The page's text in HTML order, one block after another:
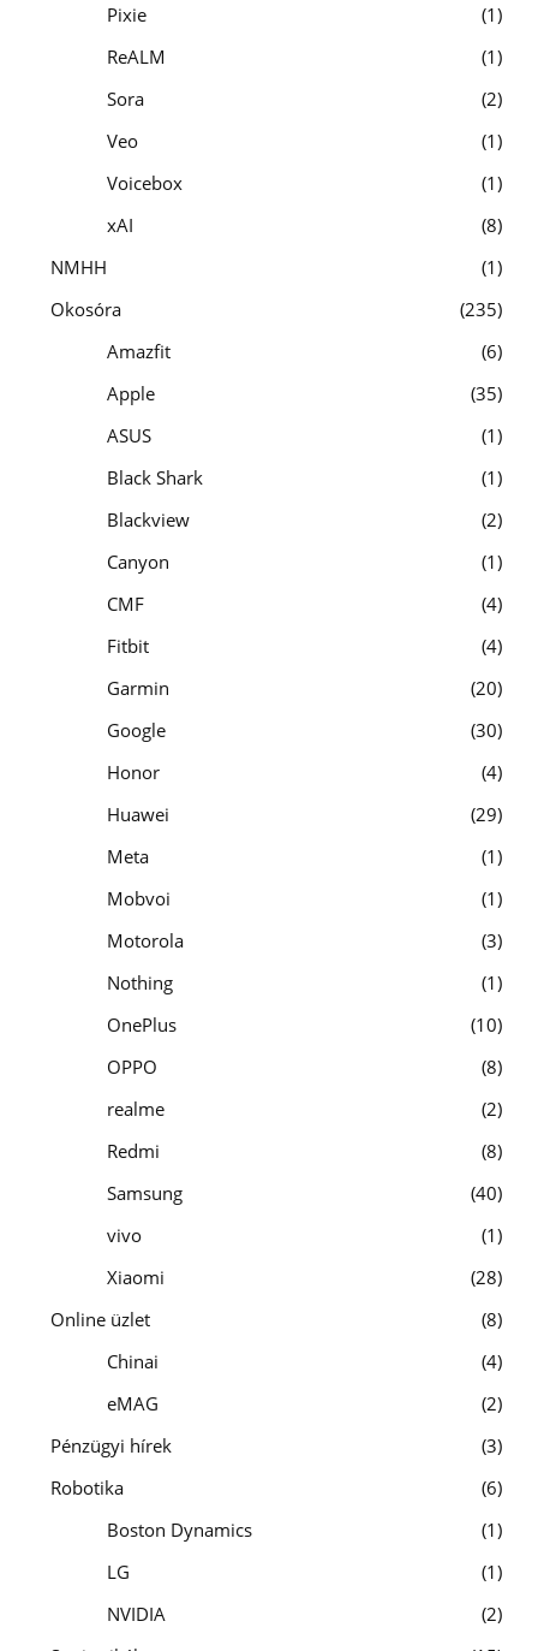
Pixie
1
ReALM
1
Sora
2
Veo
1
Voicebox
1
xAI
8
NMHH
1
Okosóra
235
Amazfit
6
Apple
35
ASUS
1
Black Shark
1
Blackview
2
Canyon
1
CMF
4
Fitbit
4
Garmin
20
Google
30
Honor
4
Huawei
29
Meta
1
Mobvoi
1
Motorola
3
Nothing
1
OnePlus
10
OPPO
8
realme
2
Redmi
8
Samsung
40
vivo
1
Xiaomi
28
Online üzlet
8
Chinai
4
eMAG
2
Pénzügyi hírek
3
Robotika
6
Boston Dynamics
1
LG
1
NVIDIA
2